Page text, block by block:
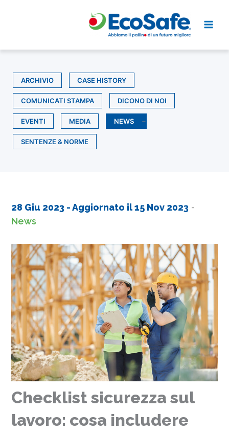
ARCHIVIO CASE HISTORY
COMUNICATI STAMPA DICONO DI NOI
EVENTI MEDIA NEWS
SENTENZE & NORME
28 Giu 2023 - Aggiornato il15 Nov 2023 -
News
Checklist sicurezza sul
lavoro: cosa includere